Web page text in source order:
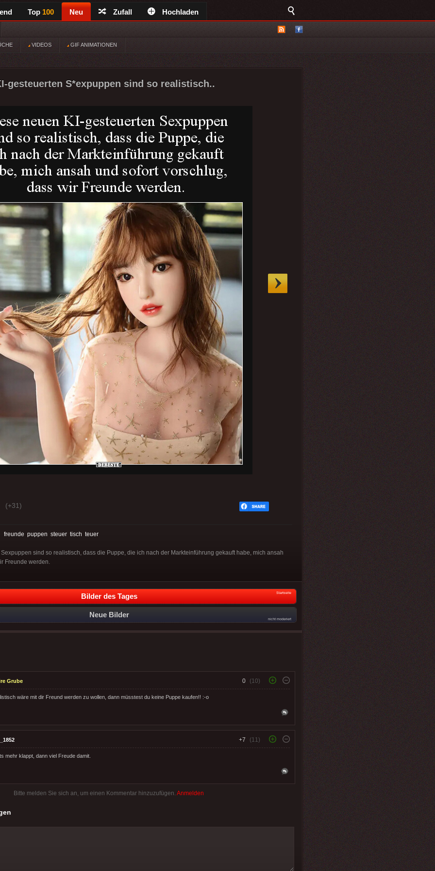
Top 100 Neu Zufall Hochladen
VIDEOS GIF ANIMATIONEN
gesteuerten S*expuppen sind so realistisch..
(+31)
freunde puppen steuer tisch teuer
sind so realistisch, dass die Puppe, die ich nach der Markteinführung gekauft habe, mich ansah
Freunde werden.
Bilder des Tages Startseite
Neue Bilder
nicht moderiert
Grube 0 (10)
wäre mit dir Freund werden zu wollen, dann müsstest du keine Puppe kaufen!! :-o
+7 (11)
mehr klappt, dann viel Freude damit.
Bitte melden Sie sich an, um einen Kommentar hinzuzufügen. Anmelden